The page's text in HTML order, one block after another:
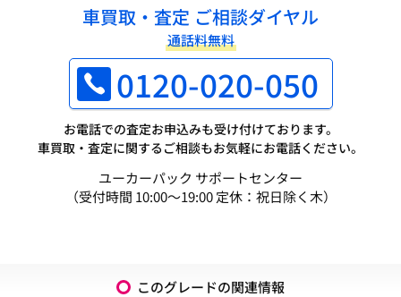
車買取・査定 ご相談ダイヤル
通話料無料
0120-020-050
お電話での査定お申込みも受け付けております。
車買取・査定に関するご相談もお気軽にお電話ください。
ユーカーパック サポートセンター
（受付時間 10:00～19:00 定休：祝日除く木）
このグレードの関連情報